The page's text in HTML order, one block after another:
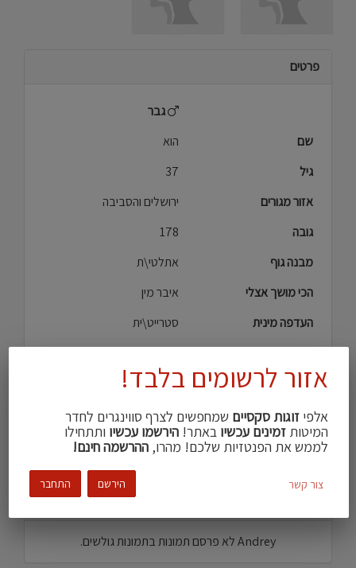
פרטים
גבר
שם
הוא
גיל
37
אזור מגורים
ירושלים והסביבה
גובה
178
מבנה גוף
אתלטי\ת
הכי מושך אצלי
איבר מין
העדפה מינית
סטרייט\ית
לא מעשן\ת
שפות עברית
Andrey לא פרסם תמונות בתמונות גולשים.
אזור לרשומים בלבד!
אלפיזוגות סקסיים שמחפשים לצרף סווינגרים לחדר
המיטותזמינים עכשיו באתר!הירשמו עכשיו ותתחילו
לממש את הפנטזיות שלכם! מהרו,ההרשמה חינם!
הירשם התחבר צור קשר